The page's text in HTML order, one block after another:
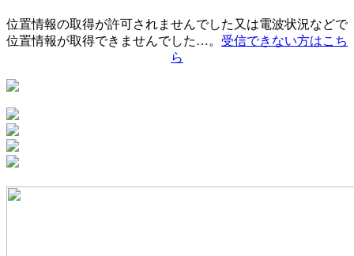
位置情報の取得が許可されませんでした又は電波状況などで
位置情報が取得できませんでした…。 受信できない方はこち
ら